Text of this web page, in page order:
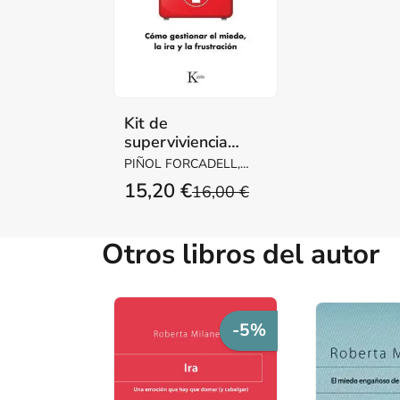
Kit de
superviviencia
emocional
PIÑOL FORCADELL,
JOAN / CAPELL I
MANZANARES, JOAN
16,00 €
15,20 €
Otros libros del autor
-5%